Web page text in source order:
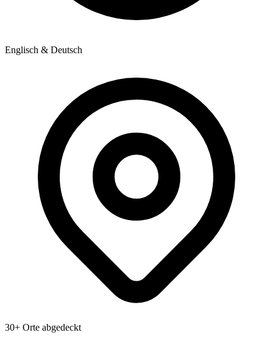
Englisch & Deutsch
30+ Orte abgedeckt